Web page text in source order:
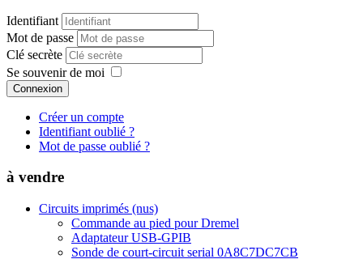
Identifiant
Mot de passe
Clé secrète
Se souvenir de moi
Connexion
Créer un compte
Identifiant oublié ?
Mot de passe oublié ?
à vendre
Circuits imprimés (nus)
Commande au pied pour Dremel
Adaptateur USB-GPIB
Sonde de court-circuit serial 0A8C7DC7CB